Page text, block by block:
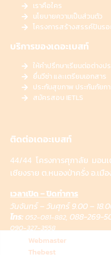
เราคือใคร
นโยบายความเป็นส่วนตัว
โครงการสร้างสรรค์ปันร
บริการของเดอะเบสท์
ให้คำปรึกษาเรียนต่อต่างปร
ยื่นวีซ่า และเตรียมเอกสาร
ประกันสุขภาพ ประกันภัยก
สมัครสอบ IETLS
ติดต่อเดอะเบสท์
44/44 โครงการศุภาลัย มอ
เชียงราย ต.หนองป่าครั่ง อ.เมื
เวลาเปิด – ปิดทำการ
วันจันทร์ – วันศุกร์ 9.00 –
โทร: 052-081-882, 088-269-
090-327-3558
Webmaster
Thebest